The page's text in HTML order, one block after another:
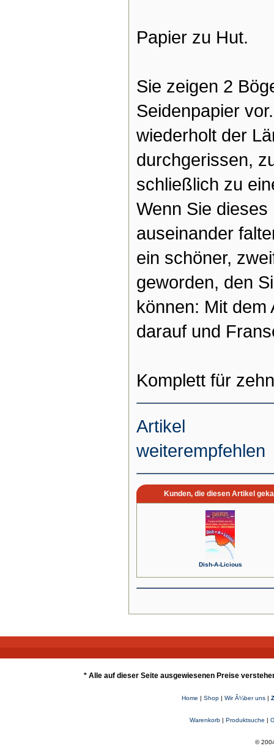
Papier zu Hut.
Sie zeigen 2
Seidenpapier
wiederholt der
durchgerissen,
schließlich zu
Wenn Sie
auseinander
ein schöner,
geworden, den
können: Mit dem
darauf und
Komplett für
Artikel
weiterempfehlen
Kunden, die diesen Artikel
Dish-A-Licious
* Alle auf dieser Seite ausgewiesenen Preise
Home | Shop| Wir Ã¼ber uns|
Warenkorb| Produktsuche |
©